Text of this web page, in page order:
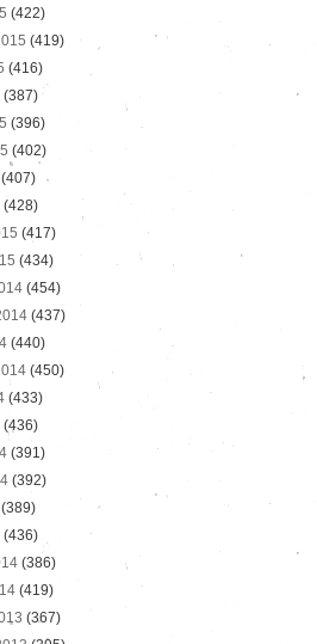
(422)
(419)
(416)
(387)
(396)
(402)
(407)
(428)
(417)
(434)
(454)
(437)
(440)
(450)
(433)
(436)
(391)
(392)
(389)
(436)
(386)
(419)
(367)